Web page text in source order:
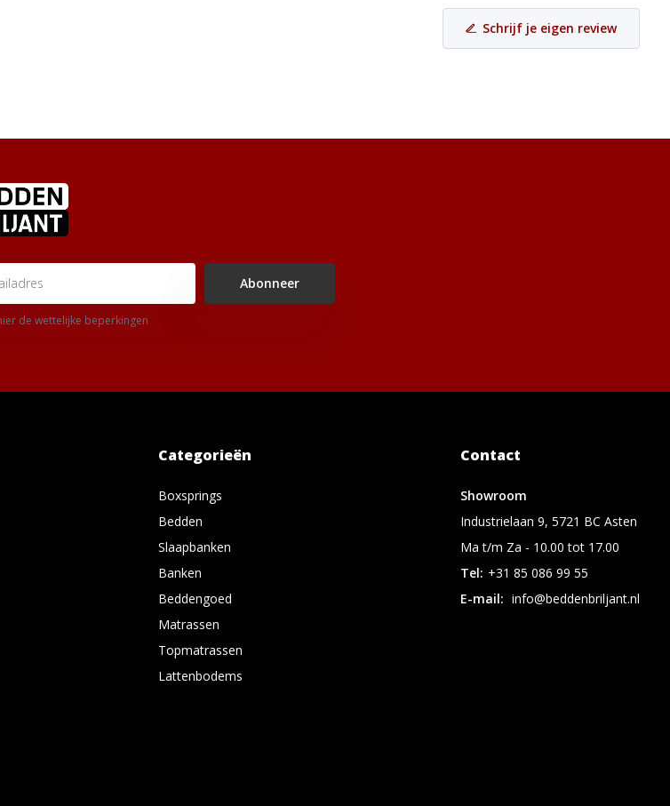
Schrijf je eigen review
Abonneer
de wettelijke beperkingen
Categorieën
Boxsprings
Bedden
Slaapbanken
Banken
Beddengoed
Matrassen
Topmatrassen
Lattenbodems
Contact
Showroom
Industrielaan 9, 5721 BC Asten
Ma t/m Za - 10.00 tot 17.00
Tel: +31 85 086 99 55
E-mail: info@beddenbriljant.nl